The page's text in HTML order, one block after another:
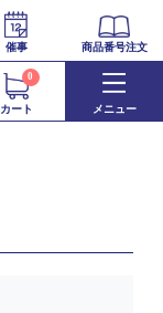
催事 商品番号注文
カート
0
メニュー